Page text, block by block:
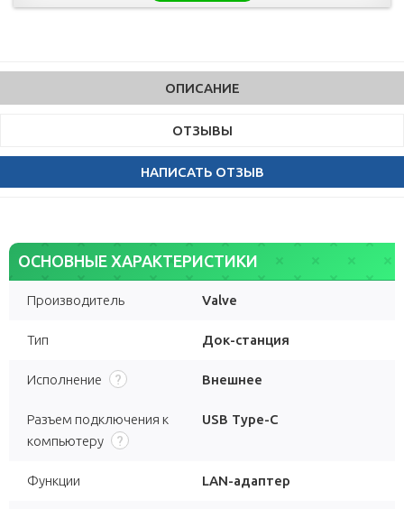
ОПИСАНИЕ
ОТЗЫВЫ
НАПИСАТЬ ОТЗЫВ
ОСНОВНЫЕ ХАРАКТЕРИСТИКИ
Производитель Valve
Тип Док-станция
Исполнение Внешнее
Разъем подключения к
компьютеру
USB Type-C
Функции LAN-адаптер